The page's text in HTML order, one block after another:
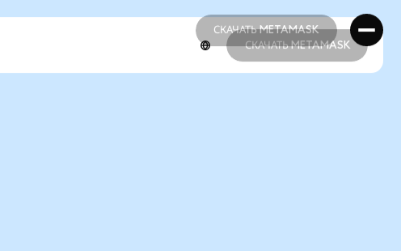
СКАЧАТЬ METAMASK
СКАЧАТЬ METAMASK
СКАЧАТЬ METAMASK